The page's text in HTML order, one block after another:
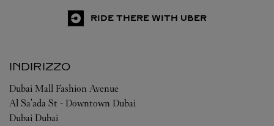
RIDE THERE WITH UBER
INDIRIZZO
Dubai Mall Fashion Avenue
Al Sa'ada St - Downtown Dubai
Dubai Dubai